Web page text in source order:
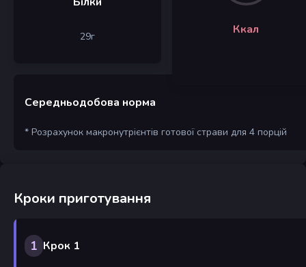
29г Ккал
Середньодобова норма
* Розрахунок макронутрієнтів готової страви для 4 порцій
Кроки приготування
1 Крок 1